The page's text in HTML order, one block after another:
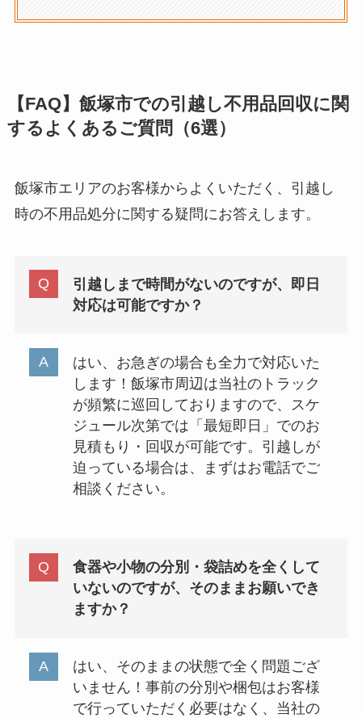
【FAQ】飯塚市での引越し不用品回収に関
するよくあるご質問（6選）
飯塚市エリアのお客様からよくいただく、引越し
時の不用品処分に関する疑問にお答えします。
引越しまで時間がないのですが、即日
対応は可能ですか？
はい、お急ぎの場合も全力で対応いた
します！飯塚市周辺は当社のトラック
が頻繁に巡回しておりますので、スケ
ジュール次第では「最短即日」でのお
見積もり・回収が可能です。引越しが
迫っている場合は、まずはお電話でご
相談ください。
食器や小物の分別・袋詰めを全くして
いないのですが、そのままお願いでき
ますか？
はい、そのままの状態で全く問題ござ
いません！事前の分別や梱包はお客様
で行っていただく必要はなく、当社の